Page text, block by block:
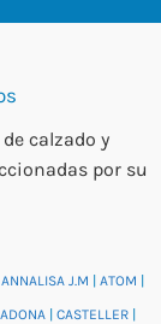
calzado y
por su
ANNALISA J.M | ATOM |
| CASTELLER|